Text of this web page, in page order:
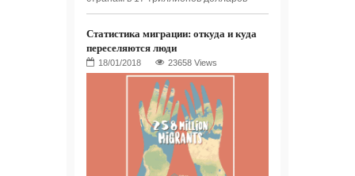
Статистика миграции: откуда и куда
переселяются люди
23658 Views